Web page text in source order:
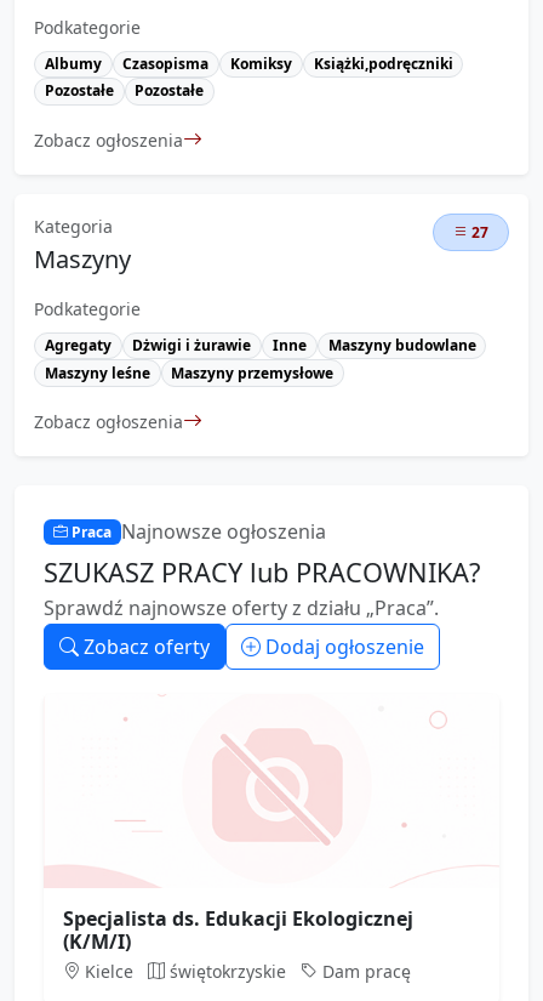
Podkategorie
Albumy Czasopisma Komiksy
Książki,podręczniki
Pozostałe
Pozostałe
Zobacz ogłoszenia
Kategoria
Maszyny
27
Podkategorie
Agregaty Dżwigi i żurawie Inne
Maszyny budowlane
Maszyny leśne
Maszyny przemysłowe
Zobacz ogłoszenia
Praca Najnowsze ogłoszenia
SZUKASZ PRACY lub PRACOWNIKA?
Sprawdź najnowsze oferty z działu „Praca”.
Zobacz oferty
Dodaj ogłoszenie
Specjalista ds. Edukacji Ekologicznej
(K/M/I)
Kielce świętokrzyskie Dam pracę